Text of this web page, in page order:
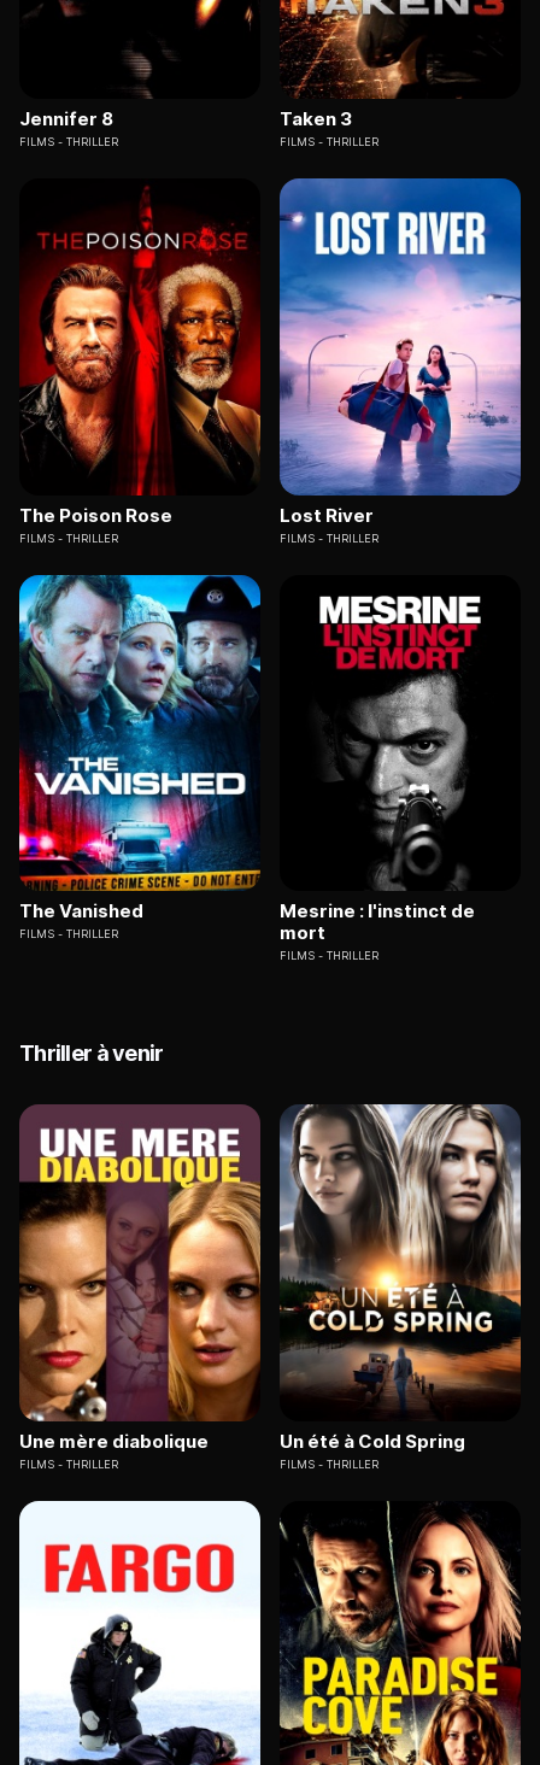
Jennifer 8
FILMS THRILLER
Taken 3
FILMS THRILLER
The Poison Rose
FILMS THRILLER
Lost River
FILMS THRILLER
The Vanished
FILMS THRILLER
Mesrine : l'instinct de
mort
FILMS THRILLER
Thriller à venir
Une mère diabolique
FILMS THRILLER
Un été à Cold Spring
FILMS THRILLER